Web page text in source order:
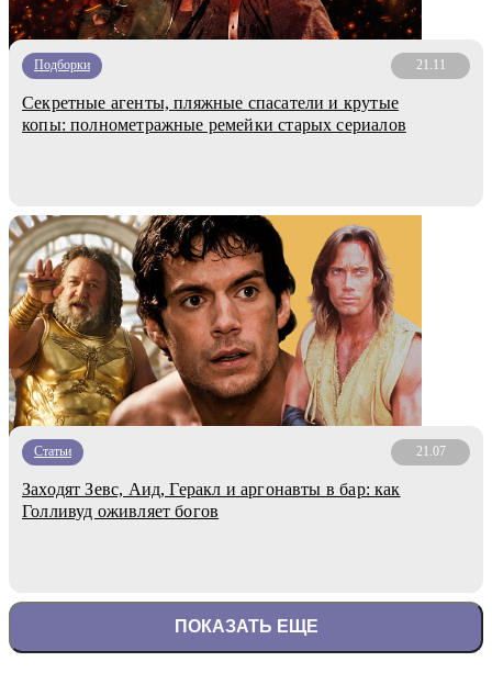
Подборки 21.11
Секретные агенты, пляжные спасатели и крутые
копы: полнометражные ремейки старых сериалов
Статьи 21.07
Заходят Зевс, Аид, Геракл и аргонавты в бар: как
Голливуд оживляет богов
ПОКАЗАТЬ ЕЩЕ